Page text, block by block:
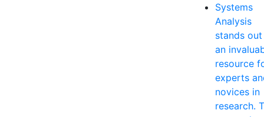
Systems
Analysis
stands out
an
resource
experts
novices in
research.